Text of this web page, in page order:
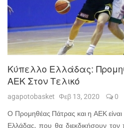
Κύπελλο Ελλάδας:
ΑΕΚ Στον Τελικό
agapotobasket Φεβ 13, 2020 0
Ο Προμηθέας Πάτρας και η ΑΕΚ είναι
Ελλάδας, που θα διεκδικήσουν τον